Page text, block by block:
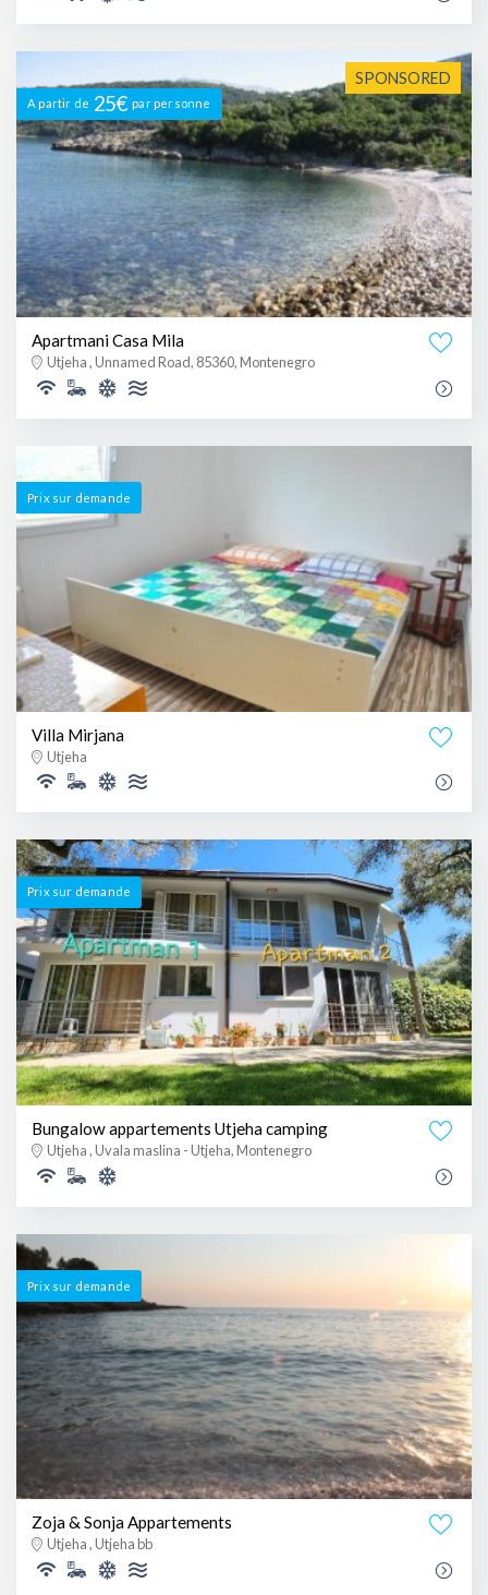
SPONSORED
A partir de 25€ par personne
Apartmani Casa Mila
Utjeha , Unnamed Road, 85360, Montenegro
Prix ​​sur demande
Villa Mirjana
Utjeha
Prix ​​sur demande
Bungalow appartements Utjeha camping
Utjeha , Uvala maslina - Utjeha, Montenegro
Prix ​​sur demande
Zoja & Sonja Appartements
Utjeha , Utjeha bb